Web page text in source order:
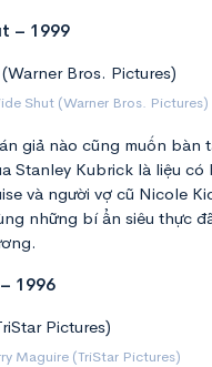
– 1999
Shut (Warner Bros. Pictures)
giả nào cũng muốn bàn
Stanley Kubrick là liệu có
và người vợ cũ Nicole
những bí ẩn siêu thực
1996
Maguire (TriStar Pictures)